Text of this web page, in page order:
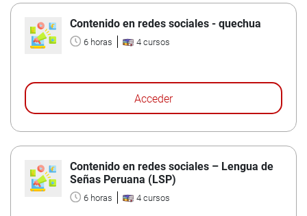
Contenido en redes sociales - quechua
6 horas 4 cursos
Acceder
Contenido en redes sociales – Lengua de
Señas Peruana (LSP)
6 horas 4 cursos